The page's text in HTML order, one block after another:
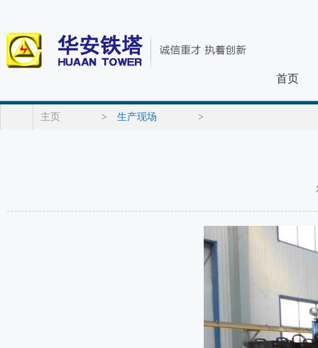
首页
主页 > 生产现场 >